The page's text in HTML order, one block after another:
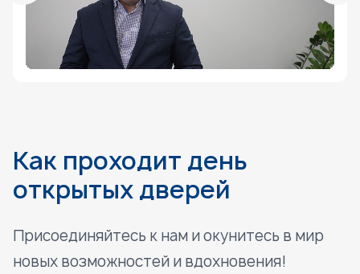
Как проходит день
открытых дверей
Присоединяйтесь к нам и окунитесь в мир
новых возможностей и вдохновения!